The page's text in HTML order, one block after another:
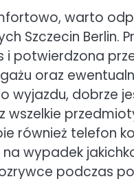
warto
Szczecin Berlin.
potwierdzona
oraz
wyjazdu, dobrze
wszelkie
również telefon
wypadek
podczas